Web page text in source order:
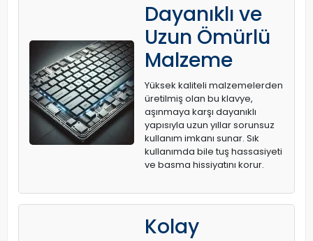
Dayanıklı ve
Uzun Ömürlü
Malzeme
Yüksek kaliteli malzemelerden
üretilmiş olan bu klavye,
aşınmaya karşı dayanıklı
yapısıyla uzun yıllar sorunsuz
kullanım imkanı sunar. Sık
kullanımda bile tuş hassasiyeti
ve basma hissiyatını korur.
Kolay